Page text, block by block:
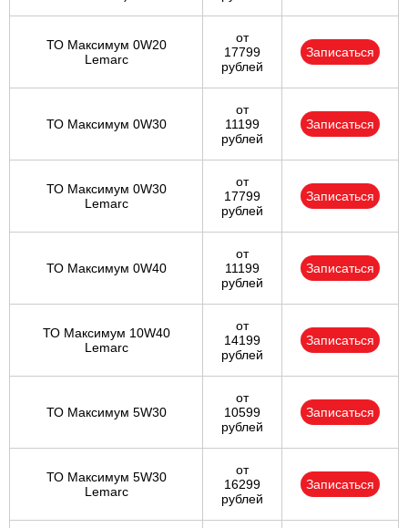
ТО Максимум 0W20
Lemarc
от
17799
рублей
Записаться
ТО Максимум 0W30
от
11199
рублей
Записаться
ТО Максимум 0W30
Lemarc
от
17799
рублей
Записаться
ТО Максимум 0W40
от
11199
рублей
Записаться
ТО Максимум 10W40
Lemarc
от
14199
рублей
Записаться
ТО Максимум 5W30
от
10599
рублей
Записаться
ТО Максимум 5W30
Lemarc
от
16299
рублей
Записаться